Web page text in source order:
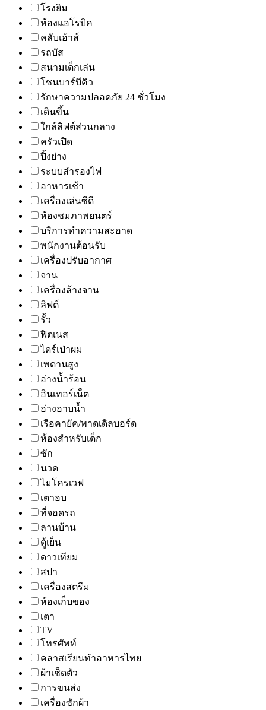
โรงยิม
ห้องแอโรบิค
คลับเฮ้าส์
รถบัส
สนามเด็กเล่น
โซนบาร์บีคิว
รักษาความปลอดภัย 24 ชั่วโมง
เดินขึ้น
ใกล้ลิฟต์ส่วนกลาง
ครัวเปิด
ปิ้งย่าง
ระบบสำรองไฟ
อาหารเช้า
เครื่องเล่นซีดี
ห้องชมภาพยนตร์
บริการทำความสะอาด
พนักงานต้อนรับ
เครื่องปรับอากาศ
จาน
เครื่องล้างจาน
ลิฟต์
รั้ว
ฟิตเนส
ไดร์เป่าผม
เพดานสูง
อ่างน้ำร้อน
อินเทอร์เน็ต
อ่างอาบน้ำ
เรือคายัค/พาดเดิลบอร์ด
ห้องสำหรับเด็ก
ซัก
นวด
ไมโครเวฟ
เตาอบ
ที่จอดรถ
ลานบ้าน
ตู้เย็น
ดาวเทียม
สปา
เครื่องสตรีม
ห้องเก็บของ
เตา
TV
โทรศัพท์
คลาสเรียนทำอาหารไทย
ผ้าเช็ดตัว
การขนส่ง
เครื่องซักผ้า